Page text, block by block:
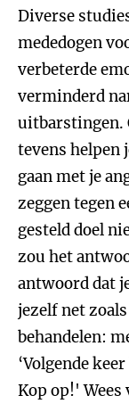
Diverse
mededogen
verbeterde
verminderd
uitbarstingen.
tevens helpen
gaan met je
zeggen tegen
gesteld doel
zou het
antwoord dat
jezelf net
behandelen:
‘Volgende
Kop op!'